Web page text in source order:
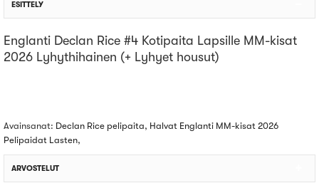
ESITTELY
Englanti Declan Rice #4 Kotipaita Lapsille MM-kisat
2026 Lyhythihainen (+ Lyhyet housut)
Avainsanat: Declan Rice pelipaita, Halvat Englanti MM-kisat 2026
Pelipaidat Lasten,
ARVOSTELUT